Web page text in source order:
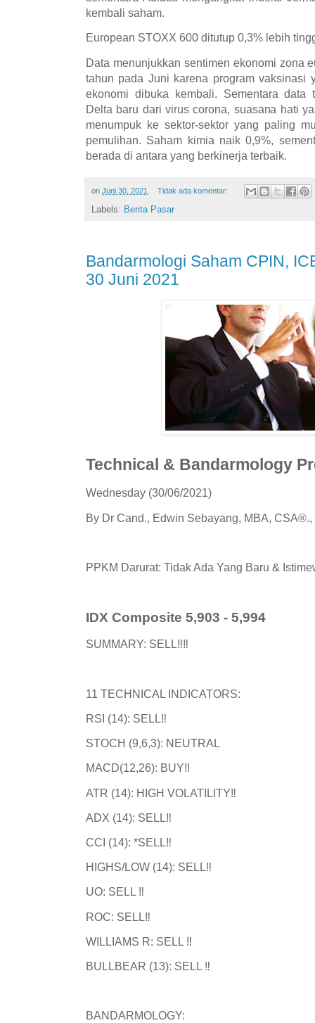
kembali saham.
European STOXX 600 ditutup 0,3% lebih
Data menunjukkan sentimen ekonomi zona
tahun pada Juni karena program vaksinasi
ekonomi dibuka kembali. Sementara data
Delta baru dari virus corona, suasana hati
menumpuk ke sektor-sektor yang paling
pemulihan. Saham kimia naik 0,9%,
berada di antara yang berkinerja terbaik.
on Juni 30, 2021 Tidak ada komentar:
Labels: Berita Pasar
Bandarmologi Saham CPIN,
30 Juni 2021
Technical & Bandarmology
Wednesday (30/06/2021)
By Dr Cand., Edwin Sebayang, MBA,
PPKM Darurat: Tidak Ada Yang Baru &
IDX Composite 5,903 - 5,994
SUMMARY: SELL‼️️‼️
11 TECHNICAL INDICATORS:
RSI (14): SELL‼️
STOCH (9,6,3): NEUTRAL
MACD(12,26): BUY!!
ATR (14): HIGH VOLATILITY‼️
ADX (14): SELL‼️
CCI (14): *SELL‼️
HIGHS/LOW (14): SELL‼️
UO: SELL ️‼️
ROC: SELL‼️
WILLIAMS R: SELL ️️‼️
BULLBEAR (13): SELL ️‼️
BANDARMOLOGY: